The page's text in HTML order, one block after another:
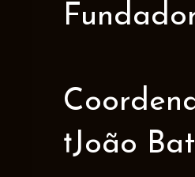
†João